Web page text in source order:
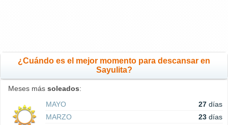
¿Cuándo es el mejor momento para descansar en
Sayulita?
Meses más soleados:
MAYO
27 días
MARZO
23 días